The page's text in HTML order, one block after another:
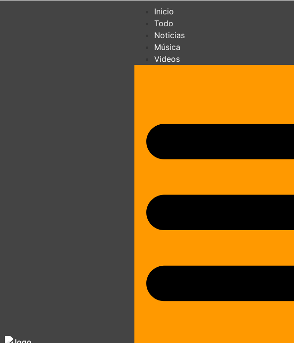
Inicio
Todo
Noticias
Música
Videos